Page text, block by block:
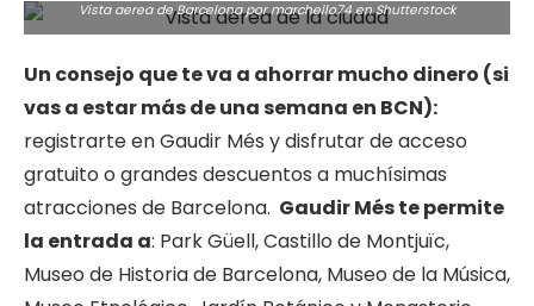
Vista aerea de Barcelona por marchello74 enShutterstock
Un consejo que te va a ahorrar mucho dinero (si
vas a estar más de una semana en BCN):
registrarte en Gaudir Més y disfrutar de acceso
gratuito o grandes descuentos a muchísimas
atracciones de Barcelona. Gaudir Més te permite
la entrada a: Park Güell, Castillo de Montjuïc,
Museo de Historia de Barcelona, Museo de la Música,